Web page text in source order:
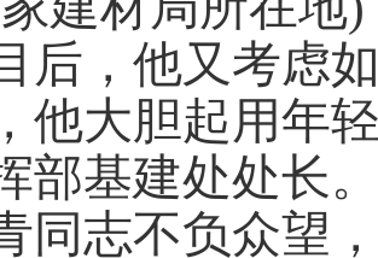
后，他又考虑
他大胆起用年
部基建处处长
同志不负众望